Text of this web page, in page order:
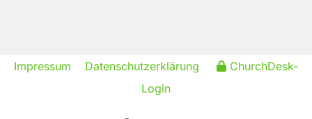
Impressum Datenschutzerklärung
ChurchDesk-
Login